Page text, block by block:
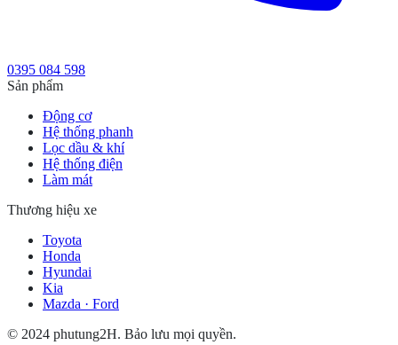
0395 084 598
Sản phẩm
Động cơ
Hệ thống phanh
Lọc dầu & khí
Hệ thống điện
Làm mát
Thương hiệu xe
Toyota
Honda
Hyundai
Kia
Mazda · Ford
© 2024 phutung2H. Bảo lưu mọi quyền.